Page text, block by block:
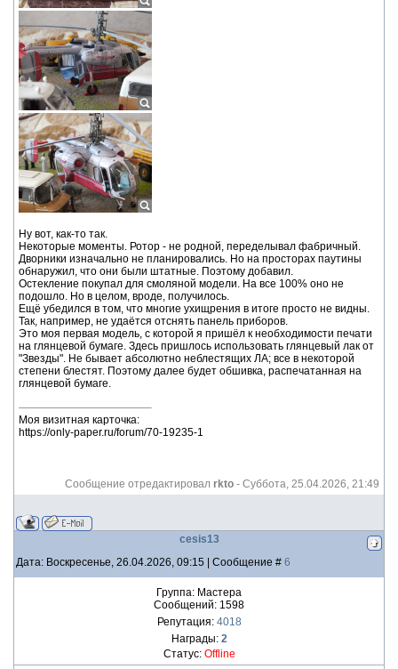
Ну вот, как-то так.
Некоторые моменты. Ротор - не родной, переделывал фабричный.
Дворники изначально не планировались. Но на просторах паутины
обнаружил, что они были штатные. Поэтому добавил.
Остекление покупал для смоляной модели. На все 100% оно не
подошло. Но в целом, вроде, получилось.
Ещё убедился в том, что многие ухищрения в итоге просто не видны.
Так, например, не удаётся отснять панель приборов.
Это моя первая модель, с которой я пришёл к необходимости печати
на глянцевой бумаге. Здесь пришлось использовать глянцевый лак от
"Звезды". Не бывает абсолютно неблестящих ЛА; все в некоторой
степени блестят. Поэтому далее будет обшивка, распечатанная на
глянцевой бумаге.
Моя визитная карточка:
https://only-paper.ru/forum/70-19235-1
Сообщение отредактировал rkto - Суббота, 25.04.2026, 21:49
cesis13
Дата: Воскресенье, 26.04.2026, 09:15 | Сообщение # 6
Группа: Мастера
Сообщений: 1598
Репутация: 4018
Награды: 2
Статус: Offline